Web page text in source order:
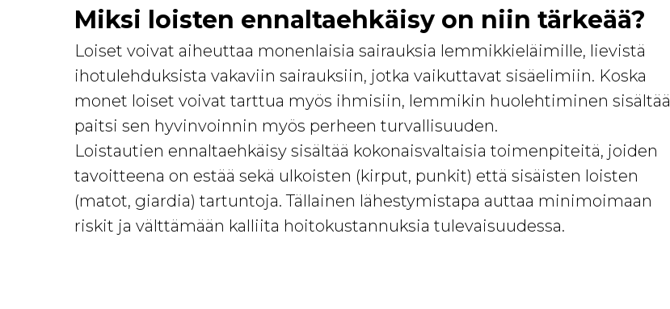
Miksi loisten ennaltaehkäisy on niin tärkeää?
Loiset voivat aiheuttaa monenlaisia sairauksia lemmikkieläimille, lievistä
ihotulehduksista vakaviin sairauksiin, jotka vaikuttavat sisäelimiin. Koska
monet loiset voivat tarttua myös ihmisiin, lemmikin huolehtiminen sisältää
paitsi sen hyvinvoinnin myös perheen turvallisuuden.
Loistautien ennaltaehkäisy sisältää kokonaisvaltaisia toimenpiteitä, joiden
tavoitteena on estää sekä ulkoisten (kirput, punkit) että sisäisten loisten
(matot, giardia) tartuntoja. Tällainen lähestymistapa auttaa minimoimaan
riskit ja välttämään kalliita hoitokustannuksia tulevaisuudessa.